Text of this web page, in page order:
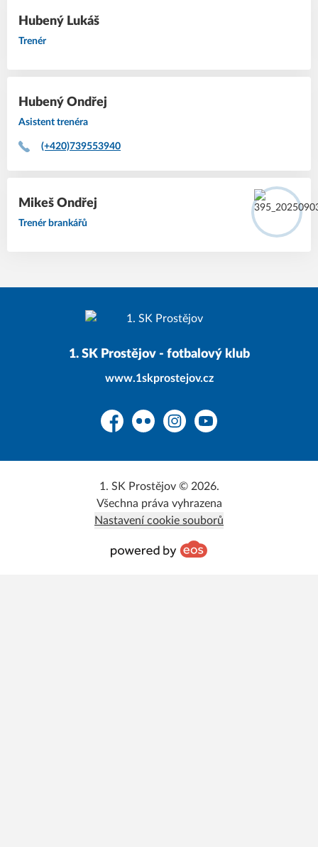
Lukáš
Hubený
Trenér
Ondřej
Hubený
Asistent trenéra
(+420)739553940
Ondřej
Mikeš
Trenér brankářů
1. SK Prostějov - fotbalový klub
www.1skprostejov.cz
FacebookFlickr InstagramYouTube
1. SK Prostějov © 2026.
Všechna práva vyhrazena
Nastavení cookie souborů